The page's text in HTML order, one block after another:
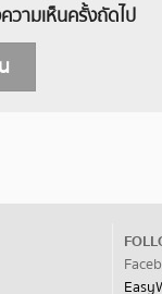
วามเห็นครั้งถัดไป